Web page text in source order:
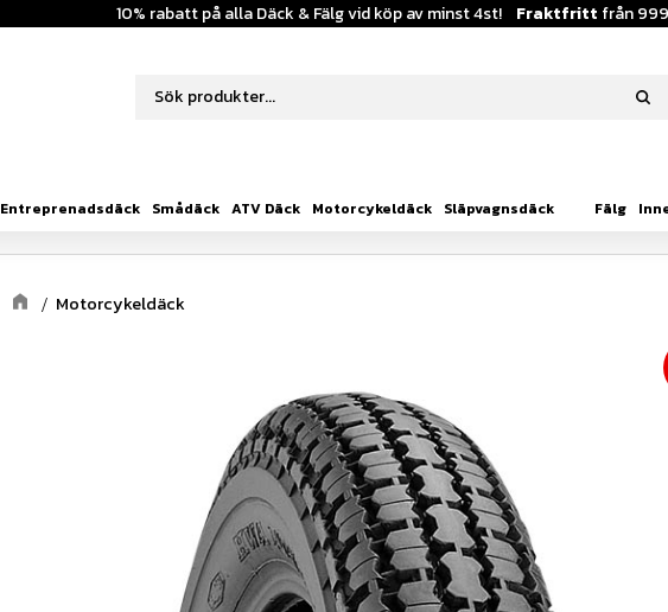
10% rabatt på alla Däck & Fälg vid köp av minst 4st! Fraktfritt från
Entreprenadsdäck Smådäck ATV Däck Motorcykeldäck Släpvagnsdäck Fälg
Motorcykeldäck